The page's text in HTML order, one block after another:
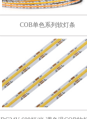
COB单色系列软灯条